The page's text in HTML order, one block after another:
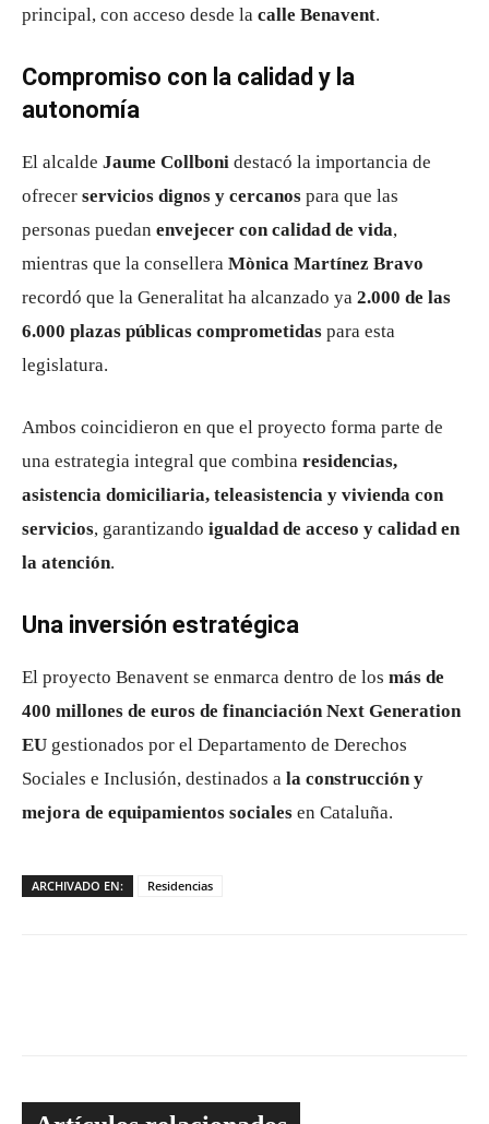
principal, con acceso desde la calle Benavent.
Compromiso con la calidad y la
autonomía
El alcalde Jaume Collboni destacó la importancia de
ofrecer servicios dignos y cercanos para que las
personas puedan envejecer con calidad de vida,
mientras que la consellera Mònica Martínez Bravo
recordó que la Generalitat ha alcanzado ya 2.000 de las
6.000 plazas públicas comprometidas para esta
legislatura.
Ambos coincidieron en que el proyecto forma parte de
una estrategia integral que combina residencias,
asistencia domiciliaria, teleasistencia y vivienda con
servicios, garantizando igualdad de acceso y calidad en
la atención.
Una inversión estratégica
El proyecto Benavent se enmarca dentro de los más de
400 millones de euros de financiación Next Generation
EU gestionados por el Departamento de Derechos
Sociales e Inclusión, destinados a la construcción y
mejora de equipamientos sociales en Cataluña.
ARCHIVADO EN: Residencias